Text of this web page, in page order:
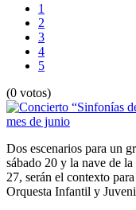
1
2
3
4
5
(0 votos)
Dos escenarios para un
sábado 20 y la nave de
27, serán el contexto
Orquesta Infantil y